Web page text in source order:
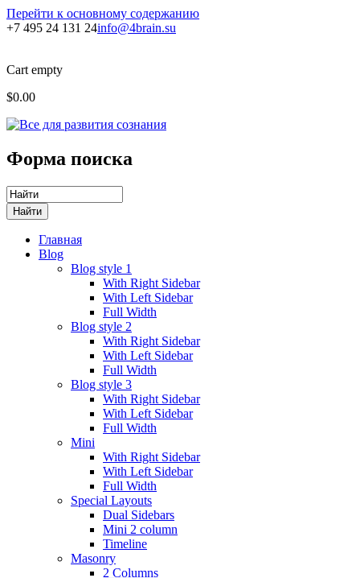
Перейти к основному содержанию
+7 495 24 131 24info@4brain.su
Cart empty
$0.00
Форма поиска
Главная
Blog
Blog style 1
With Right Sidebar
With Left Sidebar
Full Width
Blog style 2
With Right Sidebar
With Left Sidebar
Full Width
Blog style 3
With Right Sidebar
With Left Sidebar
Full Width
Mini
With Right Sidebar
With Left Sidebar
Full Width
Special Layouts
Dual Sidebars
Mini 2 column
Timeline
Masonry
2 Columns